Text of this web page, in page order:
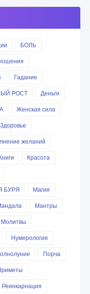
БОЛЬ
Гадание
РОСТ
Деньги
Женская сила
Здоровье
желаний
Красота
БУРЯ
Магия
Мантры
Молитвы
Нумерология
Порча
Реинкарнация